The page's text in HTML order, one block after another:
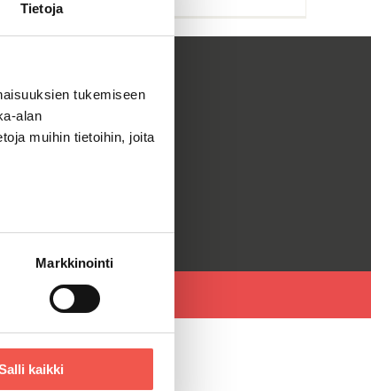
Tietoja
tukemiseen
alan
muihin tietoihin, joita
Markkinointi
kaikki